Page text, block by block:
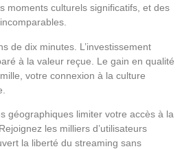
moments culturels significatifs, et des
de dix minutes. L’investissement
à la valeur reçue. Le gain en qualité
votre connexion à la culture
géographiques limiter votre accès à la
les milliers d’utilisateurs
la liberté du streaming sans